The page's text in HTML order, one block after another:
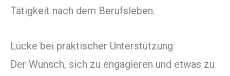
Tätigkeit nach dem Berufsleben.
Lücke bei praktischer Unterstützung
Der Wunsch, sich zu engagieren und etwas zu